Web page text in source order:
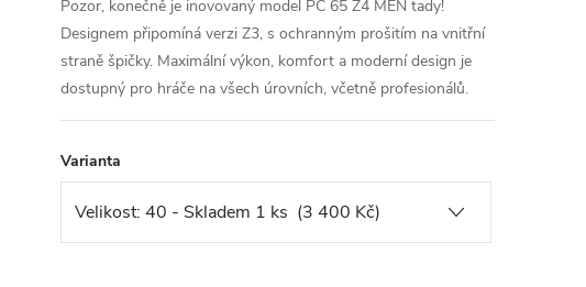
Pozor, konečně je inovovaný model PC 65 Z4 MEN tady!
Designem připomíná verzi Z3, s ochranným prošitím na vnitřní
straně špičky. Maximální výkon, komfort a moderní design je
dostupný pro hráče na všech úrovních, včetně profesionálů.
Varianta